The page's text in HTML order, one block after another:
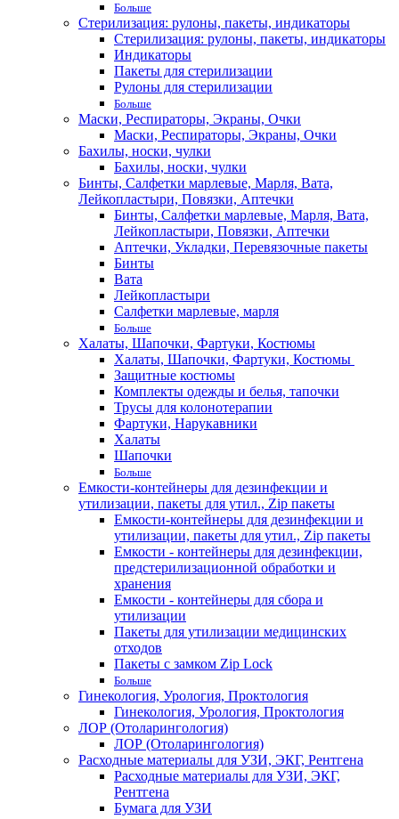
Больше
Стерилизация: рулоны, пакеты, индикаторы
Стерилизация: рулоны, пакеты, индикаторы
Индикаторы
Пакеты для стерилизации
Рулоны для стерилизации
Больше
Маски, Респираторы, Экраны, Очки
Маски, Респираторы, Экраны, Очки
Бахилы, носки, чулки
Бахилы, носки, чулки
Бинты, Салфетки марлевые, Марля, Вата,
Лейкопластыри, Повязки, Аптечки
Бинты, Салфетки марлевые, Марля, Вата,
Лейкопластыри, Повязки, Аптечки
Аптечки, Укладки, Перевязочные пакеты
Бинты
Вата
Лейкопластыри
Салфетки марлевые, марля
Больше
Халаты, Шапочки, Фартуки, Костюмы
Халаты, Шапочки, Фартуки, Костюмы
Защитные костюмы
Комплекты одежды и белья, тапочки
Трусы для колонотерапии
Фартуки, Нарукавники
Халаты
Шапочки
Больше
Емкости-контейнеры для дезинфекции и
утилизации, пакеты для утил., Zip пакеты
Емкости-контейнеры для дезинфекции и
утилизации, пакеты для утил., Zip пакеты
Емкости - контейнеры для дезинфекции,
предстерилизационной обработки и
хранения
Емкости - контейнеры для сбора и
утилизации
Пакеты для утилизации медицинских
отходов
Пакеты с замком Zip Lock
Больше
Гинекология, Урология, Проктология
Гинекология, Урология, Проктология
ЛОР (Отоларингология)
ЛОР (Отоларингология)
Расходные материалы для УЗИ, ЭКГ, Рентгена
Расходные материалы для УЗИ, ЭКГ,
Рентгена
Бумага для УЗИ